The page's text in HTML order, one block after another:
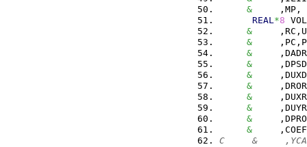
&
     ,MP,
REAL *8
&
&
&
&
&
&
&
&
&
&
C     &